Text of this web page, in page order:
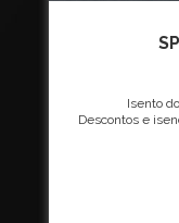
Isento
Descontos e